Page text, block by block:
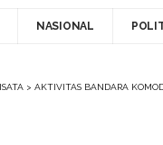
NASIONAL
> AKTIVITAS BANDARA